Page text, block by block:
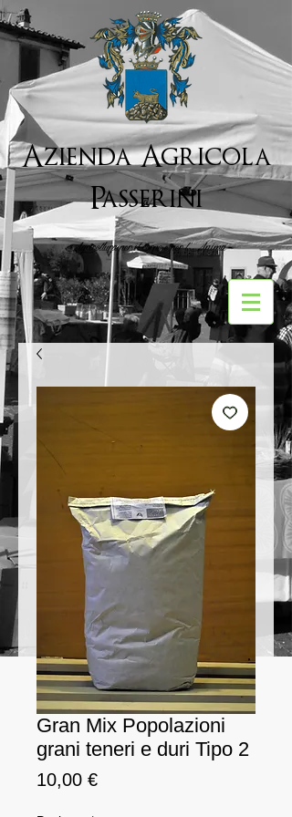
Azienda Agricola
Passerini
Agricoltura per il corpo e per l''Anima
Gran Mix Popolazioni
grani teneri e duri Tipo 2
10,00 €Prezzo